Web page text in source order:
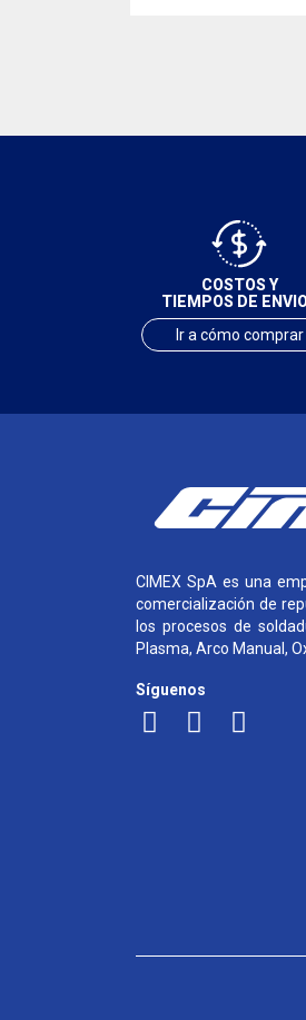
COSTOS Y
TIEMPOS DE
Ir a cómo comprar
CIMEX SpA es una
comercialización de
los procesos de
Plasma, Arco Manual,
Síguenos